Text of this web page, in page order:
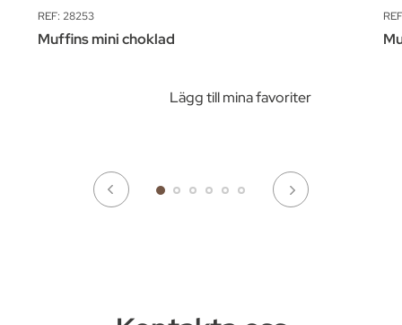
REF: 28253
Muffins mini choklad
Lägg till mina favoriter